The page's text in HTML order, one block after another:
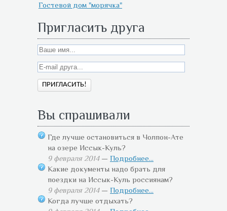
Гостевой дом "морячка"
Пригласить друга
Вы спрашивали
Где лучше остановиться в Чолпон-Ате
на озере Иссык-Куль?
9 февраля 2014— Подробнее...
Какие документы надо брать для
поездки на Иссык-Куль россиянам?
9 февраля 2014— Подробнее...
Когда лучше отдыхать?